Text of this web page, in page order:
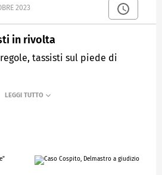
2023
in rivolta
tassisti sul piede di